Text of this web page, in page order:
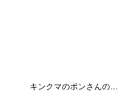
キンクマのポンさんの絵文字